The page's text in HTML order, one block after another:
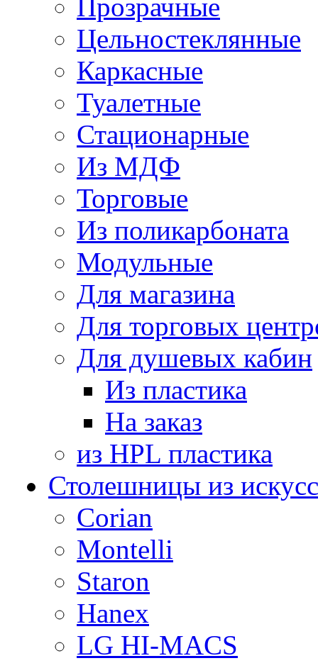
Прозрачные
Цельностеклянные
Каркасные
Туалетные
Стационарные
Из МДФ
Торговые
Из поликарбоната
Модульные
Для магазина
Для торговых
Для душевых кабин
Из пластика
На заказ
из HPL пластика
Столешницы из
Corian
Montelli
Staron
Hanex
LG HI-MACS